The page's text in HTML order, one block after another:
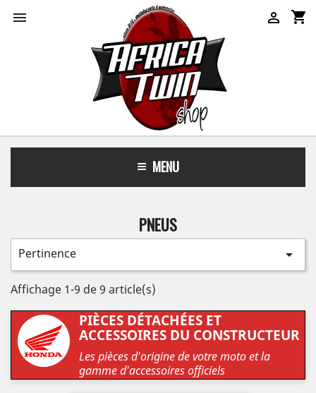
 shopping_cart

MENU
PNEUS
Pertinence 
Affichage 1-9 de 9 article(s)
PIÈCES DÉTACHÉES ET
ACCESSOIRES DU CONSTRUCTEUR
Les pièces d'origine de votre moto et la
gamme d'accessoires officiels